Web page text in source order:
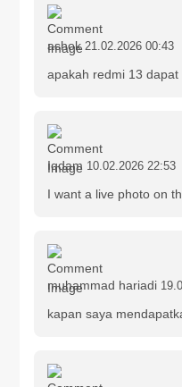
ashok 21.02.2026 00:43
apakah redmi 13
Iqdam 10.02.2026 22:53
I want a live photo on
muhammad hariadi
kapan saya